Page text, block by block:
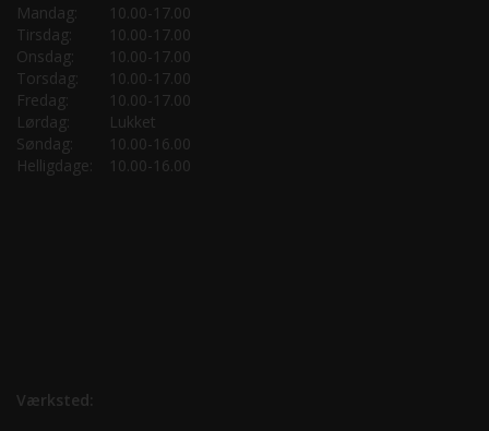
Mandag:
10.00-17.00
Tirsdag:
10.00-17.00
Onsdag:
10.00-17.00
Torsdag:
10.00-17.00
Fredag:
10.00-17.00
Lørdag:
Lukket
Søndag:
10.00-16.00
Helligdage:
10.00-16.00
Værksted: